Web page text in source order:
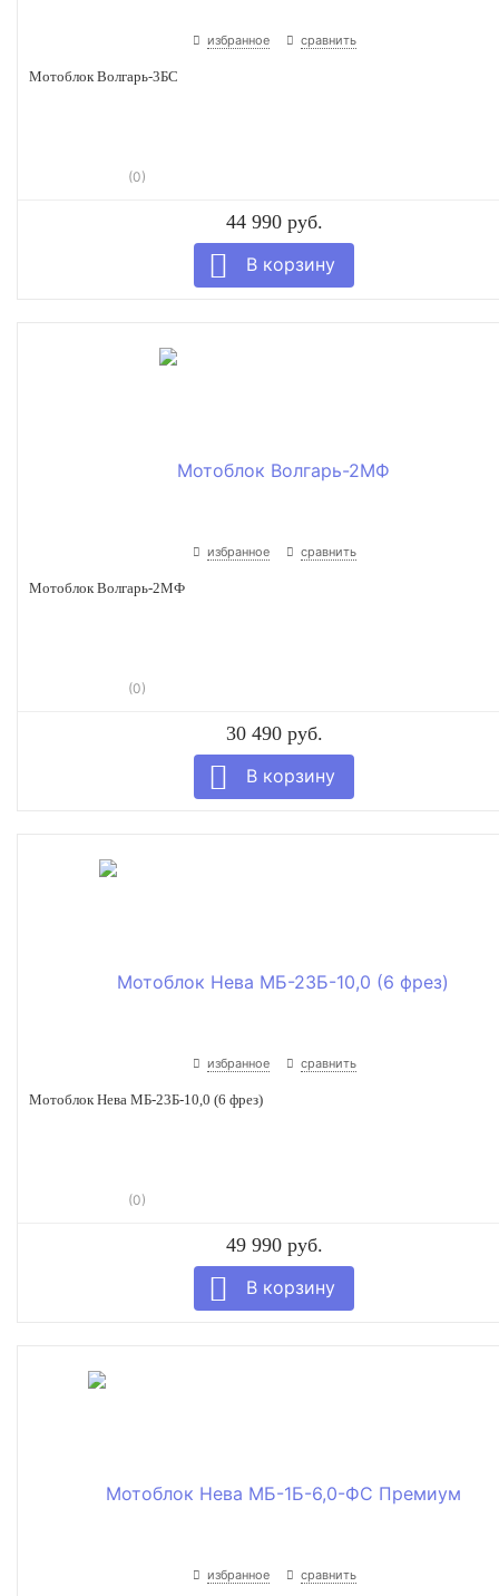
избранное сравнить
Мотоблок Волгарь-3БС
(0)
44 990 руб.
избранное сравнить
Мотоблок Волгарь-2МФ
(0)
30 490 руб.
избранное сравнить
Мотоблок Нева МБ-23Б-10,0 (6 фрез)
(0)
49 990 руб.
избранное сравнить